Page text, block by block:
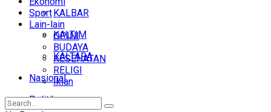
KALBAR
KALTIM
KALTARA
Nasional
Politik
Sport
Lain-lain
OPINI
BUDAYA
KESEHATAN
RELIGI
Iklan